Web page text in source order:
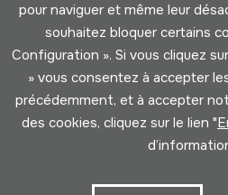
pour naviguer et même leur
souhaitez bloquer certains
Configuration ». Si vous cliquez
» vous consentez à accepter
précédemment, et à accepter
des cookies, cliquez sur le lien "